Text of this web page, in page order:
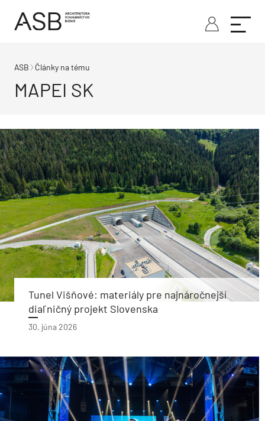
ASB Články na tému
MAPEI SK
Tunel Višňové: materiály pre najnáročnejší
diaľničný projekt Slovenska
30. júna 2026